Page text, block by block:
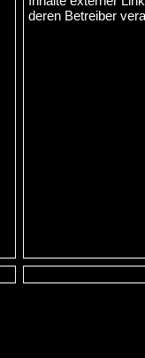
deren Betreiber